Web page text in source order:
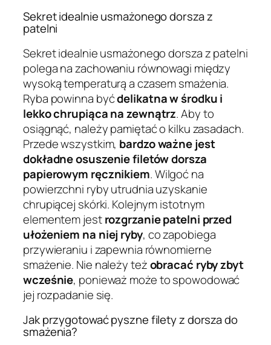
Sekret idealnie usmażonego dorsza z
patelni
Sekret idealnie usmażonego dorsza z patelni
polega na zachowaniu równowagi między
wysoką temperaturą a czasem smażenia.
Ryba powinna byćdelikatna w środku i
lekko chrupiąca na zewnątrz. Aby to
osiągnąć, należy pamiętać o kilku zasadach.
Przede wszystkim, bardzo ważne jest
dokładne osuszenie filetów dorsza
papierowym ręcznikiem. Wilgoć na
powierzchni ryby utrudnia uzyskanie
chrupiącej skórki. Kolejnym istotnym
elementem jestrozgrzanie patelni przed
ułożeniem na niej ryby, co zapobiega
przywieraniu i zapewnia równomierne
smażenie. Nie należy teżobracać ryby zbyt
wcześnie, ponieważ może to spowodować
jej rozpadanie się.
Jak przygotować pyszne filety z dorsza do
smażenia?